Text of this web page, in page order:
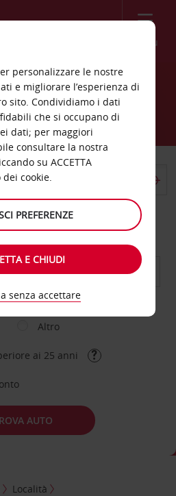
Menù
Mandeville
diversa
AL GIORNO
Altro
ai 25 anni
AUTO
Località
personalizzare le nostre
e migliorare l’esperienza di
sito. Condividiamo i dati
che si occupano di
dati; per maggiori
consultare la nostra
su ACCETTA
dei cookie.
PREFERENZE
E CHIUDI
senza accettare